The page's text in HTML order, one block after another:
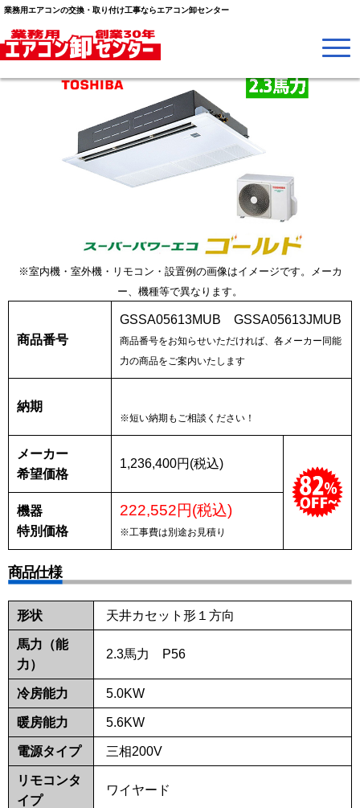
業務用エアコンの交換・取り付け工事ならエアコン卸センター
ネ シングル 日本キヤリア (旧:東芝)
※室内機・室外機・リモコン・設置例の画像はイメージです。メーカ
ー、機種等で異なります。
商品番号
GSSA05613MUB GSSA05613JMUB
商品番号をお知らせいただければ、各メーカー同能
力の商品をご案内いたします
納期
※短い納期もご相談ください！
メーカー
希望価格
1,236,400円(税込)
機器
特別価格
222,552円(税込)
※工事費は別途お見積り
商品仕様
形状 天井カセット形１方向
馬力（能
力）
2.3馬力 P56
冷房能力 5.0KW
暖房能力 5.6KW
電源タイプ 三相200V
リモコンタ
イプ
ワイヤード